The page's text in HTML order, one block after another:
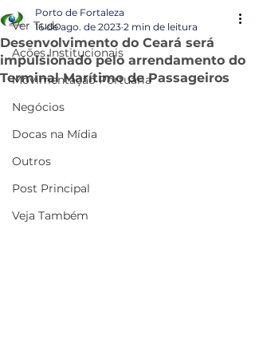
Ver Tudo
Ações Institucionais
Movimentação Portuária
Negócios
Docas na Mídia
Outros
Post Principal
Veja Também
Desenvolvimento do Ceará será
impulsionado pelo arrendamento do
Terminal Marítimo de Passageiros
Porto de Fortaleza
16 de ago. de 2023 2 min de leitura